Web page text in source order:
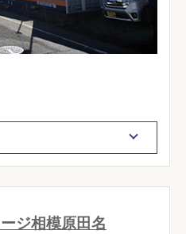
ジ相模原田名